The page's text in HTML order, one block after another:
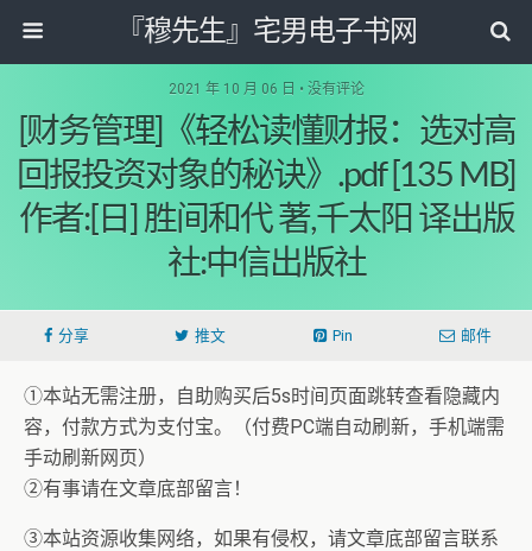
『穆先生』宅男电子书网
2021 年 10 月 06 日 • 没有评论
[财务管理]《轻松读懂财报：选对高
回报投资对象的秘诀》.pdf [135 MB]
作者:[日] 胜间和代 著,千太阳 译出版
社:中信出版社
分享 推文 Pin 邮件
①本站无需注册，自助购买后5s时间页面跳转查看隐藏内
容，付款方式为支付宝。（付费PC端自动刷新，手机端需
手动刷新网页）
②有事请在文章底部留言！
③本站资源收集网络，如果有侵权，请文章底部留言联系